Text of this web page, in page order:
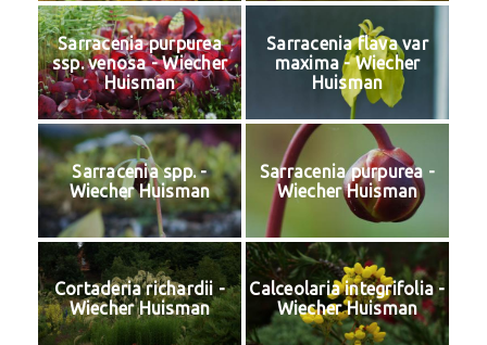
Sarracenia purpurea
ssp. venosa - Wiecher
Huisman
Sarracenia flava var
maxima - Wiecher
Huisman
Sarracenia spp. -
Wiecher Huisman
Sarracenia purpurea -
Wiecher Huisman
Cortaderia richardii -
Wiecher Huisman
Calceolaria integrifolia -
Wiecher Huisman